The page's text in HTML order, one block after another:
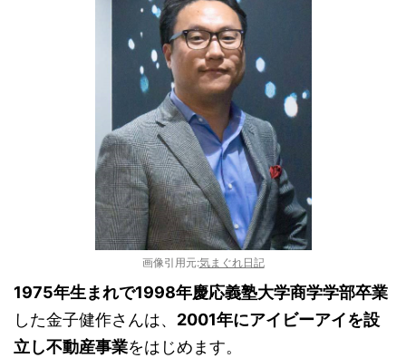
画像引用元:気まぐれ日記
1975年生まれで1998年慶応義塾大学商学学部卒業
した金子健作さんは、 2001年にアイビーアイを設
立し不動産事業をはじめます。